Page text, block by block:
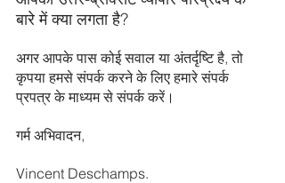
बारे में क्या लगता है?
अगर आपके पास कोई सवाल या अंतर्दृष्टि है, तो
कृपया हमसे संपर्क करने के लिए हमारे संपर्क
प्रपत्र के माध्यम से संपर्क करें।
गर्म अभिवादन,
Vincent Deschamps.